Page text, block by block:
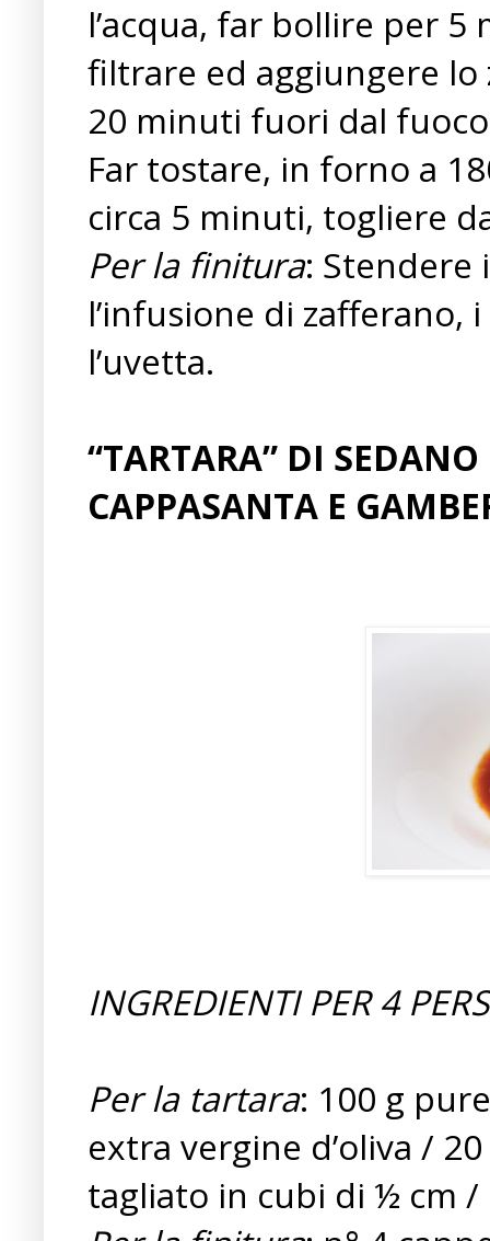
l’acqua, far bollire per
filtrare ed aggiungere
20 minuti fuori dal
Far tostare, in forno a
circa 5 minuti, togliere
Per la finitura: Stendere
l’infusione di
l’uvetta.
“TARTARA” DI
CAPPASANTA E
INGREDIENTI PER 4
Per la tartara: 100 g
extra vergine d’oliva /
tagliato in cubi di ½ cm /